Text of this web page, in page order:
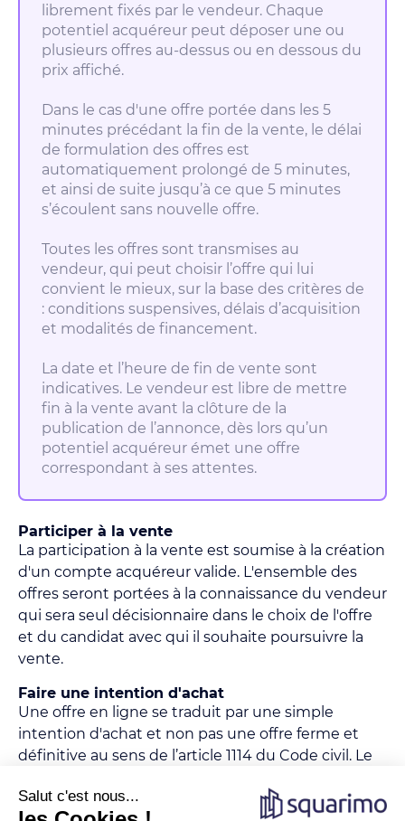
librement fixés par le vendeur. Chaque
potentiel acquéreur peut déposer une ou
plusieurs offres au-dessus ou en dessous du
prix affiché.
Dans le cas d'une offre portée dans les 5
minutes précédant la fin de la vente, le délai
de formulation des offres est
automatiquement prolongé de 5 minutes,
et ainsi de suite jusqu’à ce que 5 minutes
s’écoulent sans nouvelle offre.
Toutes les offres sont transmises au
vendeur, qui peut choisir l’offre qui lui
convient le mieux, sur la base des critères de
: conditions suspensives, délais d’acquisition
et modalités de financement.
La date et l’heure de fin de vente sont
indicatives. Le vendeur est libre de mettre
fin à la vente avant la clôture de la
publication de l’annonce, dès lors qu’un
potentiel acquéreur émet une offre
correspondant à ses attentes.
Participer à la vente
La participation à la vente est soumise à la création
d'un compte acquéreur valide. L'ensemble des
offres seront portées à la connaissance du vendeur
qui sera seul décisionnaire dans le choix de l'offre
et du candidat avec qui il souhaite poursuivre la
vente.
Faire une intention d'achat
Une offre en ligne se traduit par une simple
intention d'achat et non pas une offre ferme et
définitive au sens de l’article 1114 du Code civil. Le
l'agence.